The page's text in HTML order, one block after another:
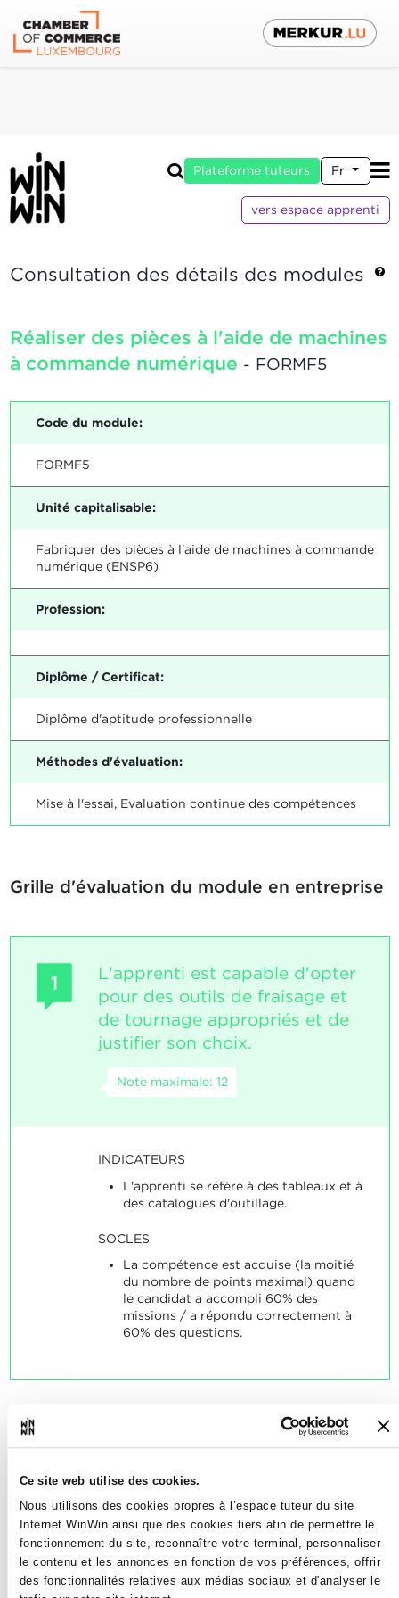
Ce site web utilise des cookies.
Nous utilisons des cookies propres à l’espace tuteur du site
Internet WinWin ainsi que des cookies tiers afin de permettre le
fonctionnement du site, reconnaître votre terminal, personnaliser
le contenu et les annonces en fonction de vos préférences, offrir
des fonctionnalités relatives aux médias sociaux et d'analyser le
Plateforme tuteurs Fr
vers espace apprenti
Consultation des détails des modules
Réaliser des pièces à l'aide de machines
à commande numérique - FORMF5
Code du module:
FORMF5
Unité capitalisable:
Fabriquer des pièces à l'aide de machines à commande
numérique (ENSP6)
Profession:
Diplôme / Certificat:
Diplôme d'aptitude professionnelle
Méthodes d'évaluation:
Mise à l'essai, Evaluation continue des compétences
Grille d'évaluation du module en entreprise
1
L'apprenti est capable d'opter
pour des outils de fraisage et
de tournage appropriés et de
justifier son choix.
Note maximale: 12
INDICATEURS
L'apprenti se réfère à des tableaux et à
des catalogues d'outillage.
SOCLES
La compétence est acquise (la moitié
du nombre de points maximal) quand
le candidat a accompli 60% des
missions / a répondu correctement à
60% des questions.
L'apprenti est capable
d'installer des machines à
commande numérique.
Note maximale: 12